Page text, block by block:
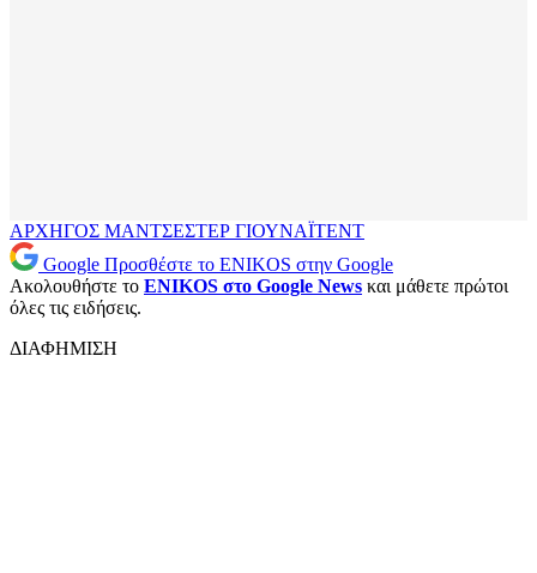
ΑΡΧΗΓΟΣ ΜΑΝΤΣΕΣΤΕΡ ΓΙΟΥΝΑΪΤΕΝΤ
Google Προσθέστε το ENIKOS στην Google
Ακολουθήστε το ENIKOS στο Google News και μάθετε πρώτοι
όλες τις ειδήσεις.
ΔΙΑΦΗΜΙΣΗ